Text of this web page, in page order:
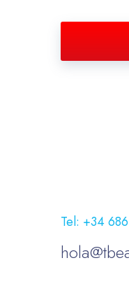
Tel: +34